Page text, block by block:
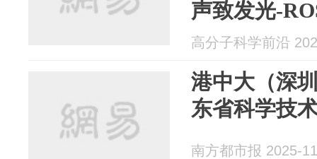
声致发光-
乳腺癌治疗
高分子科学前沿
港中大（深
东省科学技
南方都市报 2025-